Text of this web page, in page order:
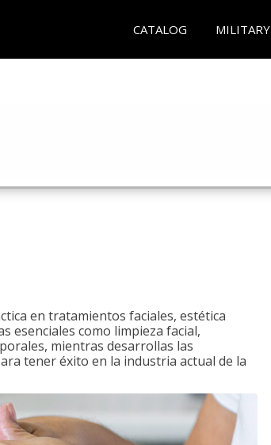
CATALOG MILITARY
en tratamientos faciales, estética
esenciales como limpieza facial,
mientras desarrollas las
tener éxito en la industria actual de la